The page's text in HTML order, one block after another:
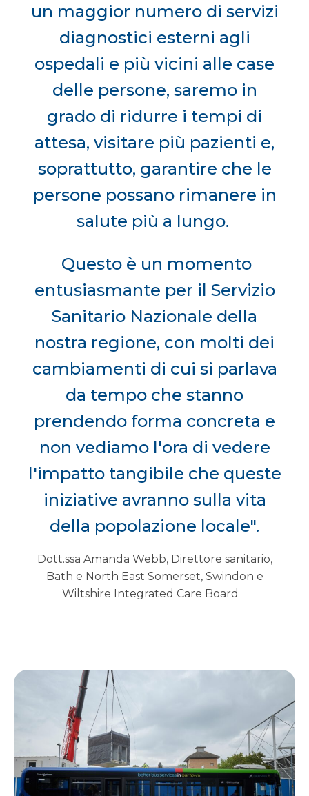
un maggior numero di servizi
diagnostici esterni agli
ospedali e più vicini alle case
delle persone, saremo in
grado di ridurre i tempi di
attesa, visitare più pazienti e,
soprattutto, garantire che le
persone possano rimanere in
salute più a lungo.
Questo è un momento
entusiasmante per il Servizio
Sanitario Nazionale della
nostra regione, con molti dei
cambiamenti di cui si parlava
da tempo che stanno
prendendo forma concreta e
non vediamo l'ora di vedere
l'impatto tangibile che queste
iniziative avranno sulla vita
della popolazione locale".
Dott.ssa Amanda Webb, Direttore sanitario,
Bath e North East Somerset, Swindon e
Wiltshire Integrated Care Board